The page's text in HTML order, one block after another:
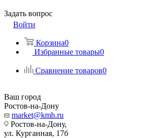
Задать вопрос
Войти
Корзина0
Избранные товары0
Сравнение товаров0
Ваш город
Ростов-на-Дону
market@kmh.ru
Ростов-на-Дону,
ул. Курганная, 17б